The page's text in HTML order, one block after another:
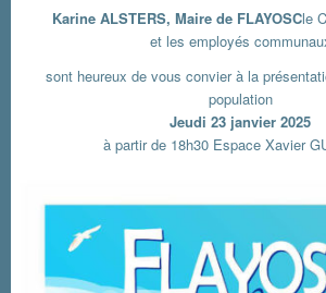
Karine ALSTERS, Maire de FLAYOSCle
et les employés
sont heureux de vous convier à la
population
Jeudi 23 janvier 2025
à partir de 18h30 Espace Xavier